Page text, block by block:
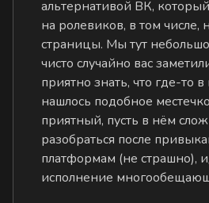
альтернативой ВК,
на ролевиков, в том числе,
страницы. Мы тут
чисто случайно вас
приятно знать, что где-то
нашлось подобное
приятный, пусть в нём
разобраться после
платформам (не страшно),
исполнение